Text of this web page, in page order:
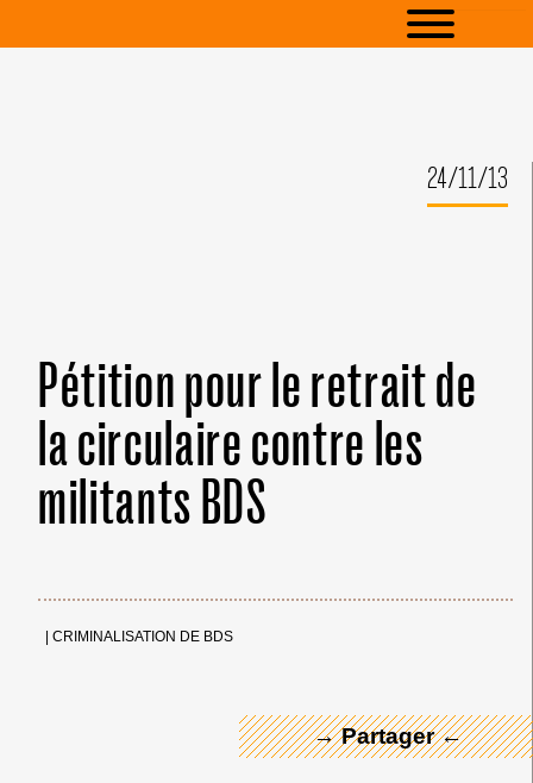
24/11/13
Pétition pour le retrait de
la circulaire contre les
militants BDS
CRIMINALISATION DE BDS
→ Partager ←